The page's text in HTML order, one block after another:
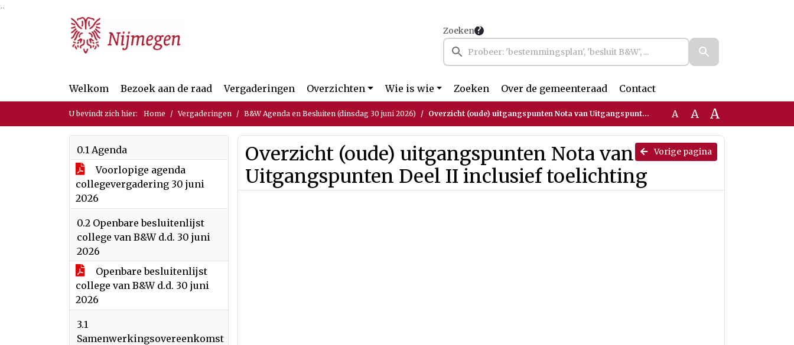
Ga naar de inhoud van deze pagina
Ga naar het zoeken
Ga naar het menu
Zoeken
Welkom Bezoek aan de raad Vergaderingen Overzichten Wie is wie Zoeken Over de gemeenteraad Contact
U bevindt zich hier: Home Vergaderingen B&W Agenda en Besluiten (dinsdag 30 juni 2026) Overzicht (oude) uitgangspunten Nota van Uitgangspunten Deel II inclusief toelichting A A A
0.1 Agenda
Voorlopige agenda
collegevergadering 30 juni
2026
0.2 Openbare besluitenlijst
college van B&W d.d. 30 juni
2026
Openbare besluitenlijst
college van B&W d.d. 30 juni
2026
3.1
Samenwerkingsovereenkomst
Vorige pagina
Overzicht (oude) uitgangspunten Nota van
Uitgangspunten Deel II inclusief toelichting